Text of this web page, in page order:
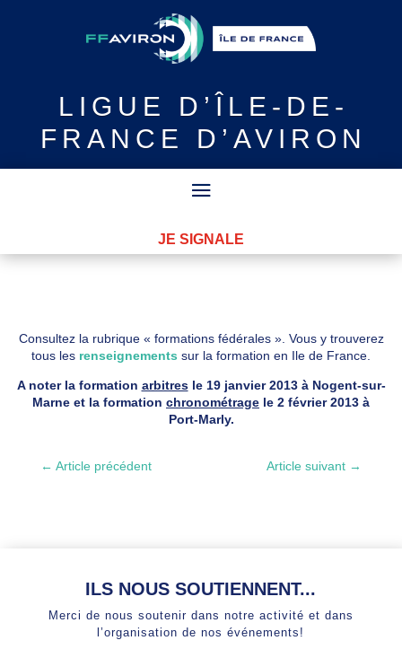
LIGUE
D’ÎLE-DE-
FRANCE D’AVIRON
JE SIGNALE
Consultez la rubrique « formations fédérales ». Vous y trouverez
tous les renseignements sur la formation en Ile de France.
A noter la formation arbitresle 19 janvier 2013 à Nogent-sur-
Marne et la formation chronométrage le 2 février 2013 à
Port-Marly.
← Article précédent Article suivant →
ILS NOUS SOUTIENNENT...
Merci de nous soutenir dans notre activité et dans
l’organisation de nos événements!